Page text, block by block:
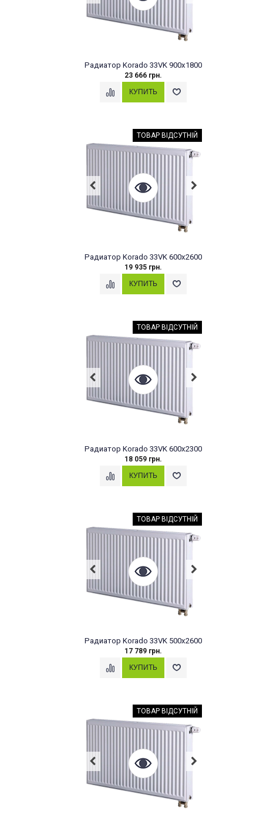
Радиатор Korado 33VK 900x1800
23 666 грн.
ТОВАР ВІДСУТНІЙ
Радиатор Korado 33VK 600x2600
19 935 грн.
ТОВАР ВІДСУТНІЙ
Радиатор Korado 33VK 600x2300
18 059 грн.
ТОВАР ВІДСУТНІЙ
Радиатор Korado 33VK 500x2600
17 789 грн.
ТОВАР ВІДСУТНІЙ